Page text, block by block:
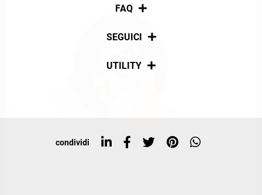
Chi siamo
FAQ
Pagamenti
SEGUICI
Social
UTILITY
Top ricerche
condividi